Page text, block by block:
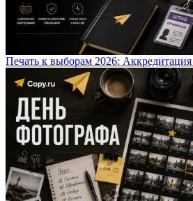
Печать к выборам 2026: